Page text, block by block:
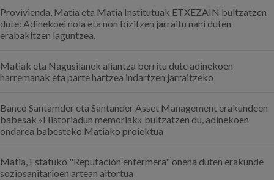
Provivienda, Matia eta Matia Institutuak ETXEZAIN bultzatzen
dute: Adinekoei nola eta non bizitzen jarraitu nahi duten
erabakitzen laguntzea.
Matiak eta Nagusilanek aliantza berritu dute adinekoen
harremanak eta parte hartzea indartzen jarraitzeko
Banco Santamder eta Santander Asset Management erakundeen
babesak «Historiadun memoriak» bultzatzen du, adinekoen
ondarea babesteko Matiako proiektua
Matia, Estatuko "Reputación enfermera" onena duten erakunde
soziosanitarioen artean aitortua